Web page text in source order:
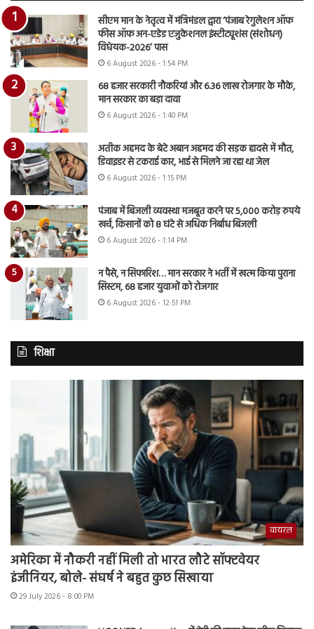
सीएम मान के नेतृत्व में मंत्रिमंडल द्वारा ‘पंजाब रेगुलेशन ऑफ
फीस ऑफ अन-एडेड एजुकेशनल इंस्टीट्यूशंस (संशोधन)
विधेयक-2026’ पास
6 August 2026 - 1:54 PM
68 हजार सरकारी नौकरियां और 6.36 लाख रोजगार के मौके,
मान सरकार का बड़ा दावा
6 August 2026 - 1:40 PM
अतीक अहमद के बेटे अबान अहमद की सड़क हादसे में मौत,
डिवाइडर से टकराई कार, भाई से मिलने जा रहा था जेल
6 August 2026 - 1:15 PM
पंजाब में बिजली व्यवस्था मजबूत करने पर 5,000 करोड़ रुपये
खर्च, किसानों को 8 घंटे से अधिक निर्बाध बिजली
6 August 2026 - 1:14 PM
न पैसे, न सिफारिश… मान सरकार ने भर्ती में खत्म किया पुराना
सिस्टम, 68 हजार युवाओं को रोजगार
6 August 2026 - 12:51 PM
शिक्षा
वायरल
अमेरिका में नौकरी नहीं मिली तो भारत लौटे सॉफ्टवेयर
इंजीनियर, बोले- संघर्ष ने बहुत कुछ सिखाया
29 July 2026 - 8:00 PM